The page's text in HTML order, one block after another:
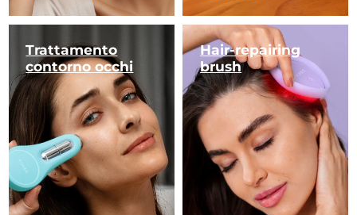
Trattamento
contorno occhi
Hair-repairing
brush